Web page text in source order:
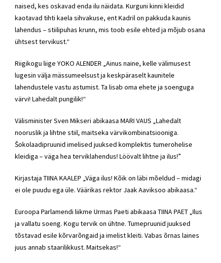
naised, kes oskavad enda ilu näidata. Kurguni kinni kleidid
kaotavad tihti kaela sihvakuse, ent Kadril on pakkuda kaunis
lahendus – stiilipuhas krunn, mis toob esile ehted ja mõjub osana
ühtsest tervikust.“
Riigikogu liige YOKO ALENDER „Ainus naine, kelle välimusest
lugesin välja mässumeelsust ja keskpäraselt kaunitele
lahendustele vastu astumist. Ta lisab oma ehete ja soenguga
värvi! Lahedalt pungilik!“
Välisminister Sven Mikseri abikaasa MARI VAUS „Lahedalt
nooruslik ja lihtne stiil, maitseka värvikombinatsiooniga.
Šokolaadipruunid imelised juuksed komplektis tumerohelise
kleidiga – väga hea terviklahendus! Löövalt lihtne ja ilus!”
Kirjastaja TIINA KAALEP „Väga ilus! Kõik on läbi mõeldud – midagi
ei ole puudu ega üle. Väärikas rektor Jaak Aaviksoo abikaasa.“
Euroopa Parlamendi liikme Urmas Paeti abikaasa TIINA PAET „Ilus
ja vallatu soeng. Kogu tervik on ühtne. Tumepruunid juuksed
tõstavad esile kõrvarõngaid ja imelist kleiti. Vabas õrnas laines
juus annab staarilikkust. Maitsekas!“